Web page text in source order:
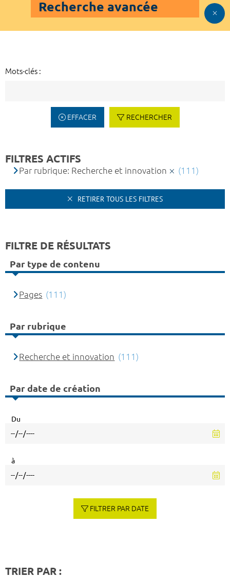
Recherche avancée
Mots-clés :
EFFACER RECHERCHER
FILTRES ACTIFS
Par rubrique: Recherche et innovation (111)
RETIRER TOUS LES FILTRES
FILTRE DE RÉSULTATS
Par type de contenu
Pages (111)
Par rubrique
Recherche et innovation (111)
Par date de création
Du
à
FILTRER PAR DATE
TRIER PAR :